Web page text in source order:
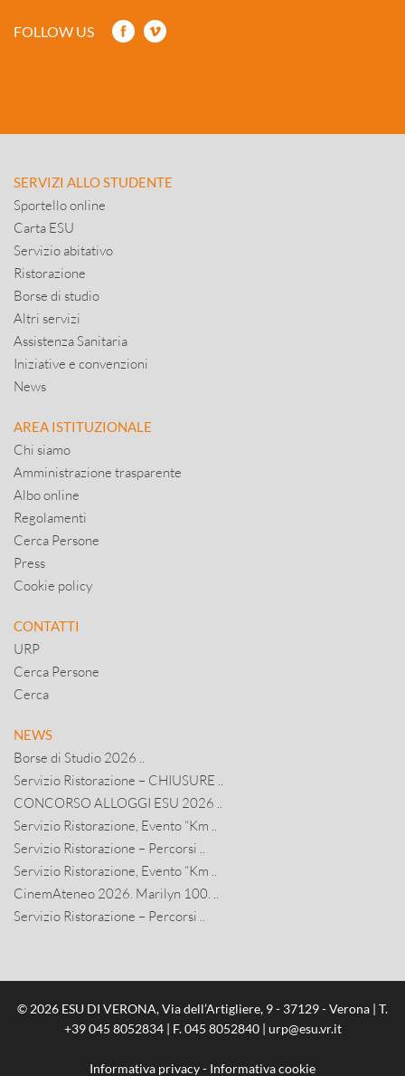
FOLLOW US
SERVIZI ALLO STUDENTE
Sportello online
Carta ESU
Servizio abitativo
Ristorazione
Borse di studio
Altri servizi
Assistenza Sanitaria
Iniziative e convenzioni
News
AREA ISTITUZIONALE
Chi siamo
Amministrazione trasparente
Albo online
Regolamenti
Cerca Persone
Press
Cookie policy
CONTATTI
URP
Cerca Persone
Cerca
NEWS
Borse di Studio 2026 ..
Servizio Ristorazione – CHIUSURE ..
CONCORSO ALLOGGI ESU 2026 ..
Servizio Ristorazione, Evento “Km ..
Servizio Ristorazione – Percorsi ..
Servizio Ristorazione, Evento “Km ..
CinemAteneo 2026. Marilyn 100. ..
Servizio Ristorazione – Percorsi ..
© 2026 ESU DI VERONA, Via dell’Artigliere, 9 - 37129 - Verona | T.
+39 045 8052834| F. 045 8052840 | urp@esu.vr.it
Informativa privacy- Informativa cookie